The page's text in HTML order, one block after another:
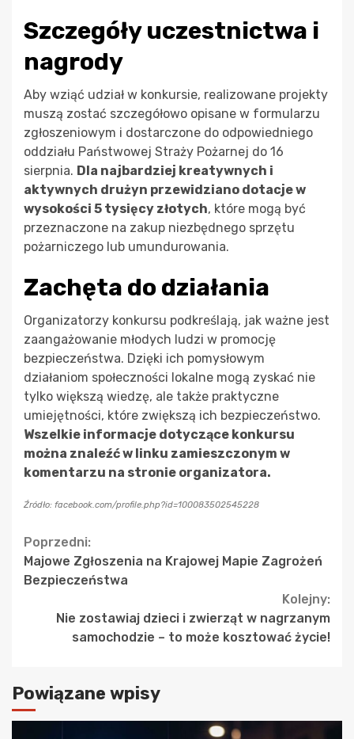
Szczegóły uczestnictwa i
nagrody
Aby wziąć udział w konkursie, realizowane projekty
muszą zostać szczegółowo opisane w formularzu
zgłoszeniowym i dostarczone do odpowiedniego
oddziału Państwowej Straży Pożarnej do 16
sierpnia. Dla najbardziej kreatywnych i
aktywnych drużyn przewidziano dotacje w
wysokości 5 tysięcy złotych, które mogą być
przeznaczone na zakup niezbędnego sprzętu
pożarniczego lub umundurowania.
Zachęta do działania
Organizatorzy konkursu podkreślają, jak ważne jest
zaangażowanie młodych ludzi w promocję
bezpieczeństwa. Dzięki ich pomysłowym
działaniom społeczności lokalne mogą zyskać nie
tylko większą wiedzę, ale także praktyczne
umiejętności, które zwiększą ich bezpieczeństwo.
Wszelkie informacje dotyczące konkursu
można znaleźć w linku zamieszczonym w
komentarzu na stronie organizatora.
Źródło: facebook.com/profile.php?id=100083502545228
Continue
Reading
Poprzedni:
Majowe Zgłoszenia na Krajowej Mapie Zagrożeń
Bezpieczeństwa
Kolejny:
Nie zostawiaj dzieci i zwierząt w nagrzanym
samochodzie – to może kosztować życie!
Powiązane wpisy